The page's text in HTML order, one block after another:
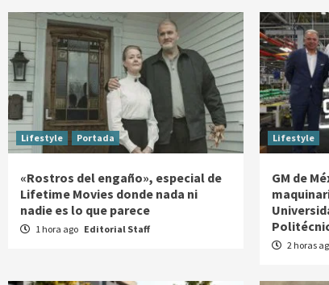
Lifestyle Portada
«Rostros del engaño», especial de
Lifetime Movies donde nada ni
nadie es lo que parece
1 hora ago Editorial Staff
Lifestyle
GM de
2 horas